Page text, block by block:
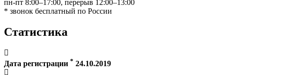
пн-пт 8:00–17:00, перерыв 12:00–13:00
* звонок бесплатный по России
Статистика
Дата регистрации * 24.10.2019